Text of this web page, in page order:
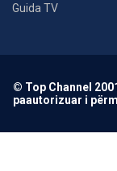
Guida TV
© Top Channel
paautorizuar i